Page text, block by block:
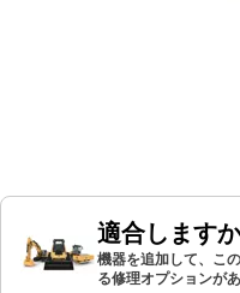
適合します
機器を追加して、こ
る修理オプションが